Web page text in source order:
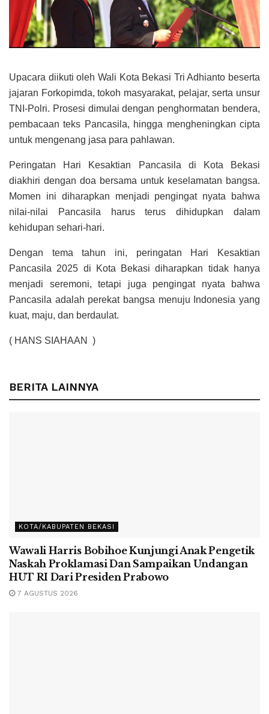
Upacara diikuti oleh Wali Kota Bekasi Tri Adhianto beserta
jajaran Forkopimda, tokoh masyarakat, pelajar, serta unsur
TNI-Polri. Prosesi dimulai dengan penghormatan bendera,
pembacaan teks Pancasila, hingga mengheningkan cipta
untuk mengenang jasa para pahlawan.
Peringatan Hari Kesaktian Pancasila di Kota Bekasi
diakhiri dengan doa bersama untuk keselamatan bangsa.
Momen ini diharapkan menjadi pengingat nyata bahwa
nilai-nilai Pancasila harus terus dihidupkan dalam
kehidupan sehari-hari.
Dengan tema tahun ini, peringatan Hari Kesaktian
Pancasila 2025 di Kota Bekasi diharapkan tidak hanya
menjadi seremoni, tetapi juga pengingat nyata bahwa
Pancasila adalah perekat bangsa menuju Indonesia yang
kuat, maju, dan berdaulat.
( HANS SIAHAAN )
BERITA LAINNYA
KOTA/KABUPATEN BEKASI
Wawali Harris Bobihoe Kunjungi Anak Pengetik
Naskah Proklamasi Dan Sampaikan Undangan
HUT RI Dari Presiden Prabowo
7 AGUSTUS 2026